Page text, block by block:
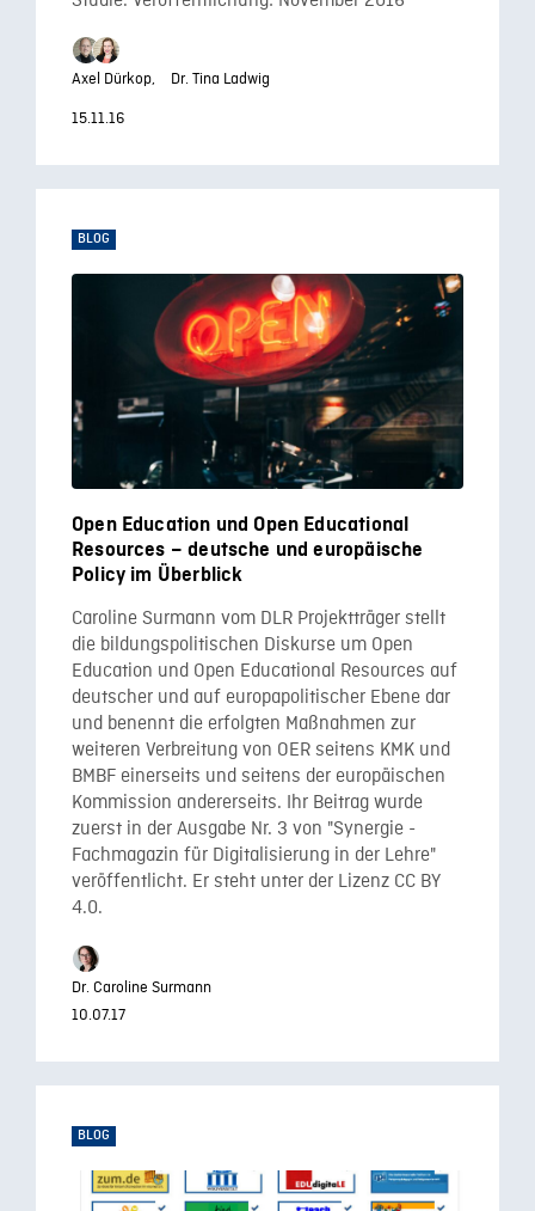
Axel Dürkop,
Dr. Tina Ladwig
15.11.16
BLOG
Open Education und Open Educational
Resources – deutsche und europäische
Policy im Überblick
Caroline Surmann vom DLR Projektträger stellt
die bildungspolitischen Diskurse um Open
Education und Open Educational Resources auf
deutscher und auf europapolitischer Ebene dar
und benennt die erfolgten Maßnahmen zur
weiteren Verbreitung von OER seitens KMK und
BMBF einerseits und seitens der europäischen
Kommission andererseits. Ihr Beitrag wurde
zuerst in der Ausgabe Nr. 3 von "Synergie -
Fachmagazin für Digitalisierung in der Lehre"
veröffentlicht. Er steht unter der Lizenz CC BY
4.0.
Dr. Caroline Surmann
10.07.17
BLOG